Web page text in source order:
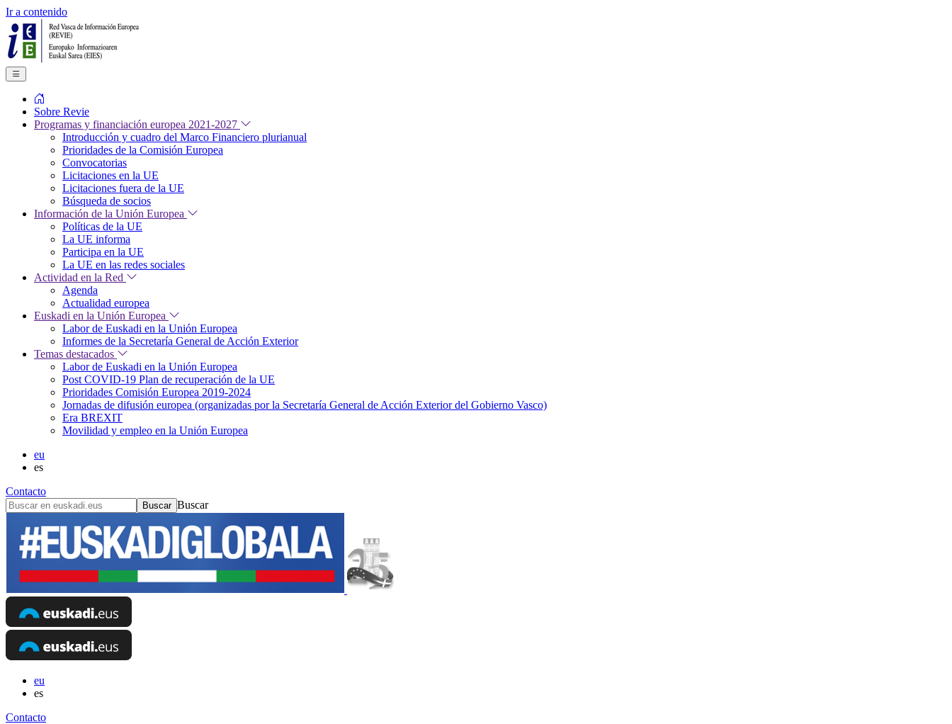
Ir a contenido
Sobre Revie
Programas y financiación europea 2021-2027
Introducción y cuadro del Marco Financiero plurianual
Prioridades de la Comisión Europea
Convocatorias
Licitaciones en la UE
Licitaciones fuera de la UE
Búsqueda de socios
Información de la Unión Europea
Políticas de la UE
La UE informa
Participa en la UE
La UE en las redes sociales
Actividad en la Red
Agenda
Actualidad europea
Euskadi en la Unión Europea
Labor de Euskadi en la Unión Europea
Informes de la Secretaría General de Acción Exterior
Temas destacados
Labor de Euskadi en la Unión Europea
Post COVID-19 Plan de recuperación de la UE
Prioridades Comisión Europea 2019-2024
Jornadas de difusión europea (organizadas por la Secretaría General de Acción Exterior del Gobierno Vasco)
Era BREXIT
Movilidad y empleo en la Unión Europea
eu
es
Contacto
Buscar
eu
es
Contacto